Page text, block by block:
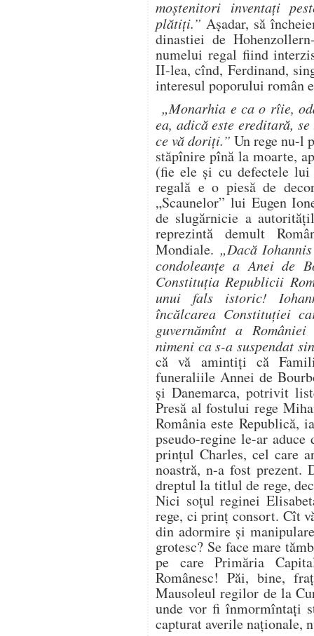
moştenitori inventaţi
plătiţi.” Aşadar, să
dinastiei de
numelui regal fiind
II-lea, cînd, Ferdinand,
interesul poporului român
„Monarhia e ca o rîie,
ea, adică este ereditară,
ce vă doriţi.” Un rege nu-l
stăpînire pînă la moarte,
(fie ele și cu defectele
regală e o piesă de
„Scaunelor” lui Eugen
de slugărnicie a
reprezintă demult
Mondiale. „Dacă
condoleanţe a Anei de
Constituţia Republicii
unui fals istoric!
încălcarea Constituţiei
guvernămînt a
nimeni ca s-a suspendat
că vă amintiţi că
funeraliile Annei de
şi Danemarca, potrivit
Presă al fostului rege
România este Republică,
pseudo-regine le-ar
prinţul Charles, cel care
noastră, n-a fost prezent.
dreptul la titlul de rege,
Nici soţul reginei
rege, ci prinţ consort. Cît
din adormire şi
grotesc? Se face mare
pe care Primăria
Românesc! Păi, bine,
Mausoleul regilor de la
unde vor fi înmormîntaţi
capturat averile naţionale,